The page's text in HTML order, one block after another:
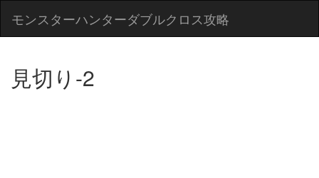
モンスターハンターダブルクロス攻略
見切り-2